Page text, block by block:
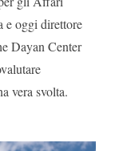
e oggi direttore
Dayan Center
vera svolta.